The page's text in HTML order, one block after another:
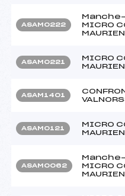
ASAM0222
MICRO
ASAM0221
MICRO
ASAM1401
ASAM0121
MICRO
ASAM0062
MICRO